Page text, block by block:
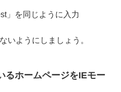
」を同じように入力
いようにしましょう。
るホームページをIEモー